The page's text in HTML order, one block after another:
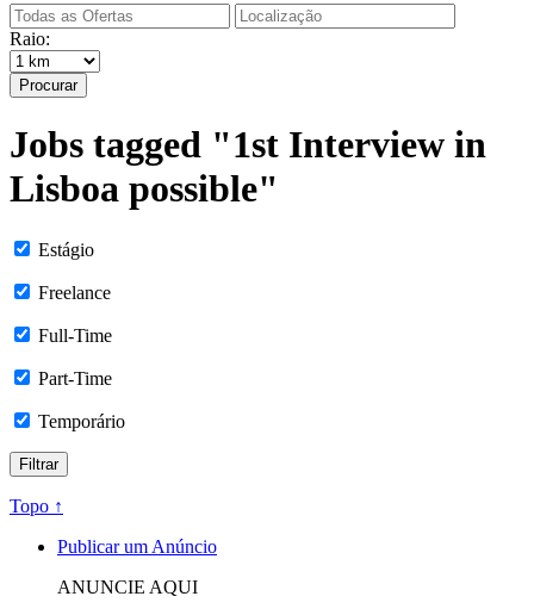
Raio:
Procurar
Jobs tagged "1st Interview in
Lisboa possible"
Estágio
Freelance
Full-Time
Part-Time
Temporário
Topo ↑
Publicar um Anúncio
ANUNCIE AQUI